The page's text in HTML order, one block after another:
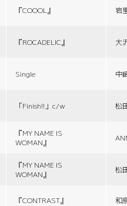
『COOOL』 岩
『ROCADELIC』 大
Single 中
「Finish!!」c/w 松
『MY NAME IS
WOMAN』
『MY NAME IS
WOMAN』
松
『CONTRAST』 和